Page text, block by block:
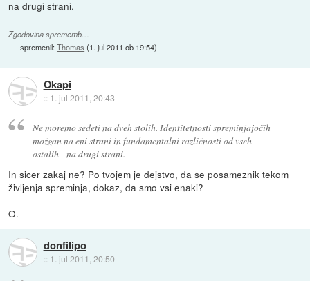
na drugi strani.
Zgodovina sprememb…
spremenil:Thomas (1. jul 2011 ob 19:54)
Okapi
:: 1. jul 2011, 20:43
Ne moremo sedeti na dveh stolih. Identitetnosti spreminjajočih
možgan na eni strani in fundamentalni različnosti od vseh
ostalih - na drugi strani.
In sicer zakaj ne? Po tvojem je dejstvo, da se posameznik tekom
življenja spreminja, dokaz, da smo vsi enaki?
O.
donfilipo
:: 1. jul 2011, 20:50